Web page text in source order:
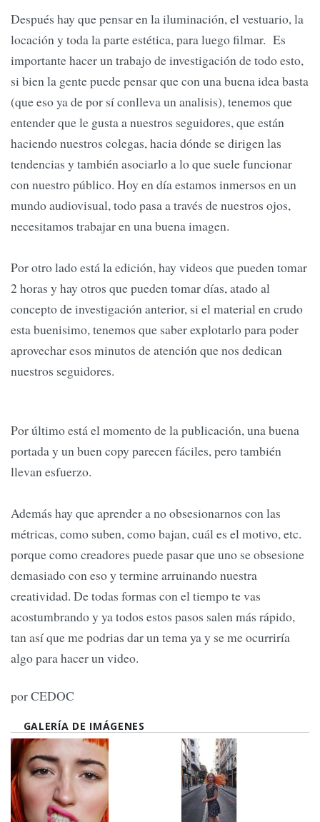
Después hay que pensar en la iluminación, el vestuario, la
locación y toda la parte estética, para luego filmar. Es
importante hacer un trabajo de investigación de todo esto,
si bien la gente puede pensar que con una buena idea basta
(que eso ya de por sí conlleva un analisis), tenemos que
entender que le gusta a nuestros seguidores, que están
haciendo nuestros colegas, hacia dónde se dirigen las
tendencias y también asociarlo a lo que suele funcionar
con nuestro público. Hoy en día estamos inmersos en un
mundo audiovisual, todo pasa a través de nuestros ojos,
necesitamos trabajar en una buena imagen.
Por otro lado está la edición, hay videos que pueden tomar
2 horas y hay otros que pueden tomar días, atado al
concepto de investigación anterior, si el material en crudo
esta buenisimo, tenemos que saber explotarlo para poder
aprovechar esos minutos de atención que nos dedican
nuestros seguidores.
Por último está el momento de la publicación, una buena
portada y un buen copy parecen fáciles, pero también
llevan esfuerzo.
Además hay que aprender a no obsesionarnos con las
métricas, como suben, como bajan, cuál es el motivo, etc.
porque como creadores puede pasar que uno se obsesione
demasiado con eso y termine arruinando nuestra
creatividad. De todas formas con el tiempo te vas
acostumbrando y ya todos estos pasos salen más rápido,
tan así que me podrias dar un tema ya y se me ocurriría
algo para hacer un video.
por CEDOC
GALERÍA DE IMÁGENES